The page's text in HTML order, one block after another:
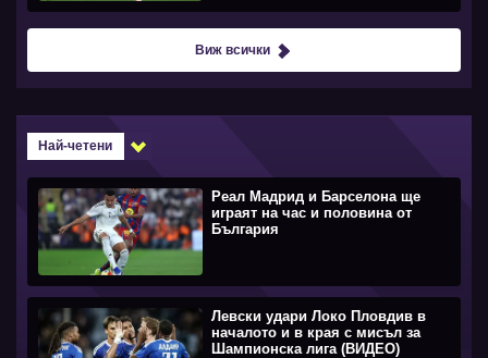
Виж всички
Най-четени
Реал Мадрид и Барселона ще
играят на час и половина от
България
Левски удари Локо Пловдив в
началото и в края с мисъл за
Шампионска лига (ВИДЕО)